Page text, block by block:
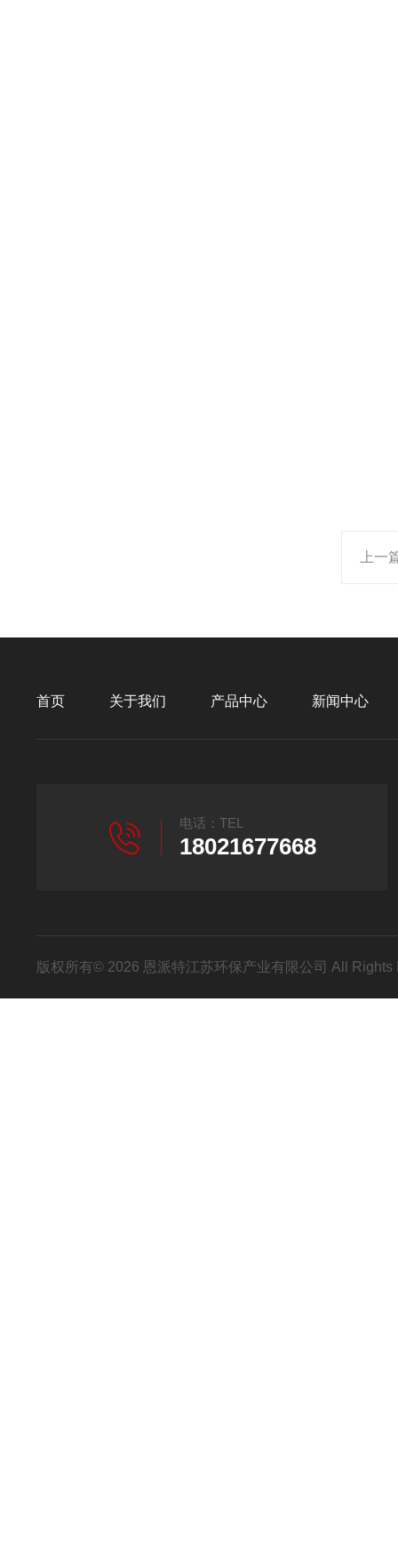
上一
首页 关于我们 产品中心 新闻中心
电话：TEL
18021677668
版权所有© 2026 恩派特江苏环保产业有限公司 All